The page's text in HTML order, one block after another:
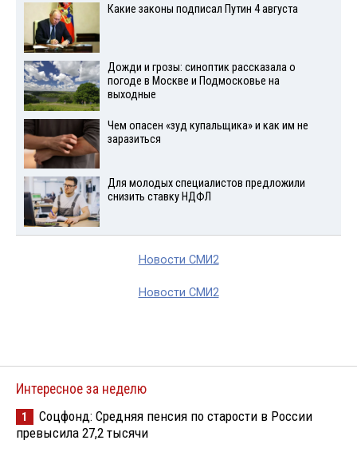
Какие законы подписал Путин 4 августа
Дожди и грозы: синоптик рассказала о
погоде в Москве и Подмосковье на
выходные
Чем опасен «зуд купальщика» и как им не
заразиться
Для молодых специалистов предложили
снизить ставку НДФЛ
Новости СМИ2
Новости СМИ2
Интересное за неделю
1
Соцфонд: Средняя пенсия по старости в России
превысила 27,2 тысячи